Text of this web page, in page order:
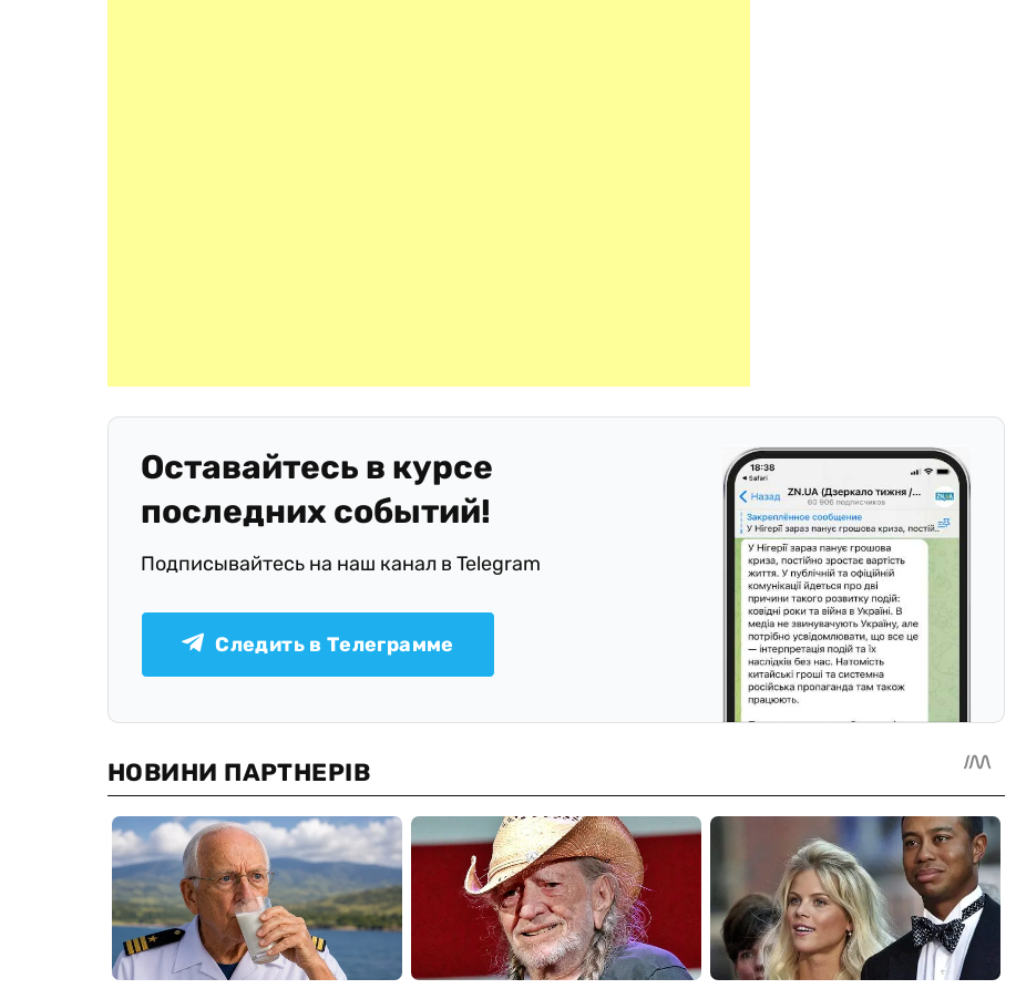
Оставайтесь в курсе
последних событий!
Подписывайтесь на наш канал в Telegram
Следить в Телеграмме